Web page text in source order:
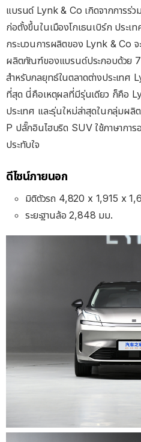
แบรนด์ Lynk & Co เกิดจากการร่
ก่อตั้งขึ้นในเมืองโกเธนเบิร์ก ประเ
กระบวนการผลิตของ Lynk & Co
ผลิตภัณฑ์ของแบรนด์ประกอบด้วย 7
สำหรับกลยุทธ์ในตลาดต่างประเทศ
ที่สุด นี่คือเหตุผลที่มีรุ่นเดียว ก็คือ
ประเทศ และรุ่นใหม่ล่าสุดในกลุ่ม
P ปลั๊กอินไฮบริด SUV ใช้ภาษาการ
ประทับใจ
ดีไซน์ภายนอก
มิติตัวรถ 4,820 x 1,915 x
ระยะฐานล้อ 2,848 มม.